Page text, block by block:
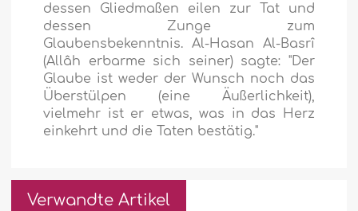
dessen Gliedmaßen eilen zur Tat und
dessen Zunge zum
Glaubensbekenntnis. Al-Hasan Al-Basrî
(Allâh erbarme sich seiner) sagte: "Der
Glaube ist weder der Wunsch noch das
Überstülpen (eine Äußerlichkeit),
vielmehr ist er etwas, was in das Herz
einkehrt und die Taten bestätig."
Verwandte Artikel